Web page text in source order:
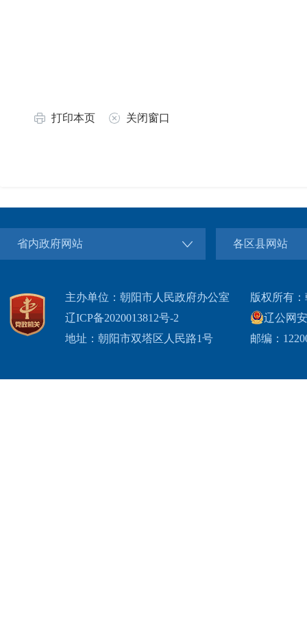
打印本页 关闭窗口
省内政府网站 各区县网站
主办单位：朝阳市人民政府办公室
辽ICP备2020013812号-2
地址：朝阳市双塔区人民路1号
版权所有
辽公网
邮编：